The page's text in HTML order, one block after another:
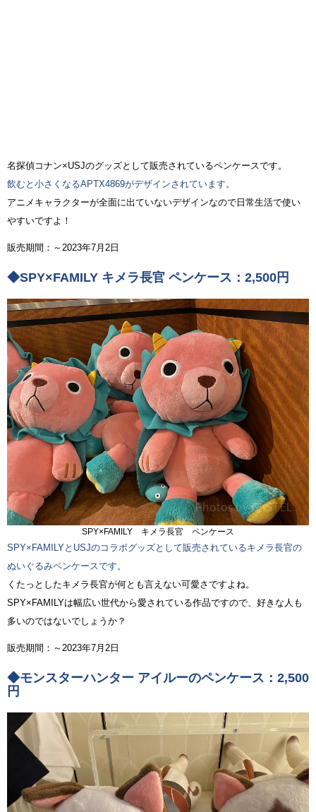
名探偵コナン×USJのグッズとして販売されているペンケースです。
飲むと小さくなるAPTX4869がデザインされています。
アニメキャラクターが全面に出ていないデザインなので日常生活で使い
やすいですよ！
販売期間：～2023年7月2日
◆SPY×FAMILY キメラ長官 ペンケース：2,500円
SPY×FAMILY キメラ長官 ペンケース
SPY×FAMILYとUSJのコラボグッズとして販売されているキメラ長官の
ぬいぐるみペンケースです。
くたっとしたキメラ長官が何とも言えない可愛さですよね。
SPY×FAMILYは幅広い世代から愛されている作品ですので、好きな人も
多いのではないでしょうか？
販売期間：～2023年7月2日
◆モンスターハンター アイルーのペンケース：2,500
円